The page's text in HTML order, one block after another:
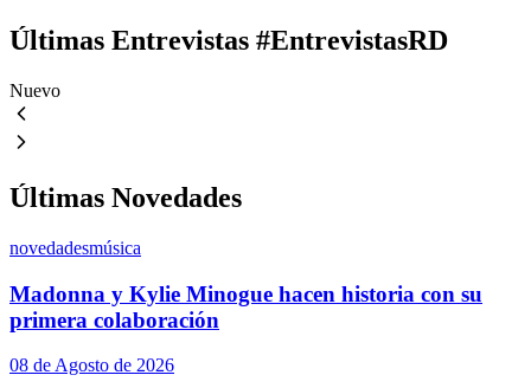
Últimas Entrevistas #EntrevistasRD
Nuevo
Últimas Novedades
novedadesmúsica
Madonna y Kylie Minogue hacen historia con su
primera colaboración
08 de Agosto de 2026